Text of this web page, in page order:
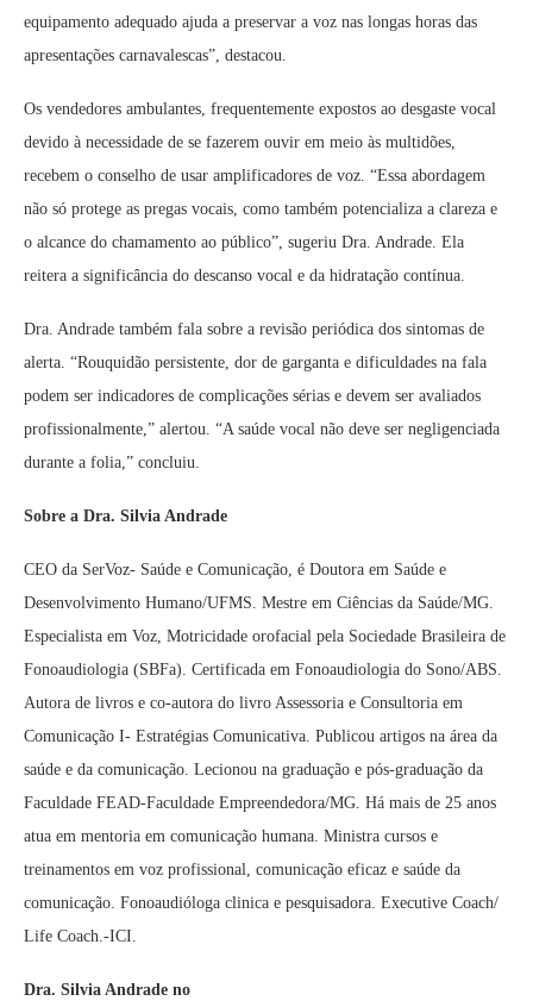
equipamento adequado ajuda a preservar a voz nas longas horas das
apresentações carnavalescas”, destacou.
Os vendedores ambulantes, frequentemente expostos ao desgaste vocal
devido à necessidade de se fazerem ouvir em meio às multidões,
recebem o conselho de usar amplificadores de voz. “Essa abordagem
não só protege as pregas vocais, como também potencializa a clareza e
o alcance do chamamento ao público”, sugeriu Dra. Andrade. Ela
reitera a significância do descanso vocal e da hidratação contínua.
Dra. Andrade também fala sobre a revisão periódica dos sintomas de
alerta. “Rouquidão persistente, dor de garganta e dificuldades na fala
podem ser indicadores de complicações sérias e devem ser avaliados
profissionalmente,” alertou. “A saúde vocal não deve ser negligenciada
durante a folia,” concluiu.
Sobre a Dra. Silvia Andrade
CEO da SerVoz- Saúde e Comunicação, é Doutora em Saúde e
Desenvolvimento Humano/UFMS. Mestre em Ciências da Saúde/MG.
Especialista em Voz, Motricidade orofacial pela Sociedade Brasileira de
Fonoaudiologia (SBFa). Certificada em Fonoaudiologia do Sono/ABS.
Autora de livros e co-autora do livro Assessoria e Consultoria em
Comunicação I- Estratégias Comunicativa. Publicou artigos na área da
saúde e da comunicação. Lecionou na graduação e pós-graduação da
Faculdade FEAD-Faculdade Empreendedora/MG. Há mais de 25 anos
atua em mentoria em comunicação humana. Ministra cursos e
treinamentos em voz profissional, comunicação eficaz e saúde da
comunicação. Fonoaudióloga clinica e pesquisadora. Executive Coach/
Life Coach.-ICI.
Dra. Silvia Andrade no